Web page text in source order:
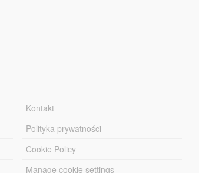
Kontakt
Polityka prywatności
Cookie Policy
Manage cookie settings